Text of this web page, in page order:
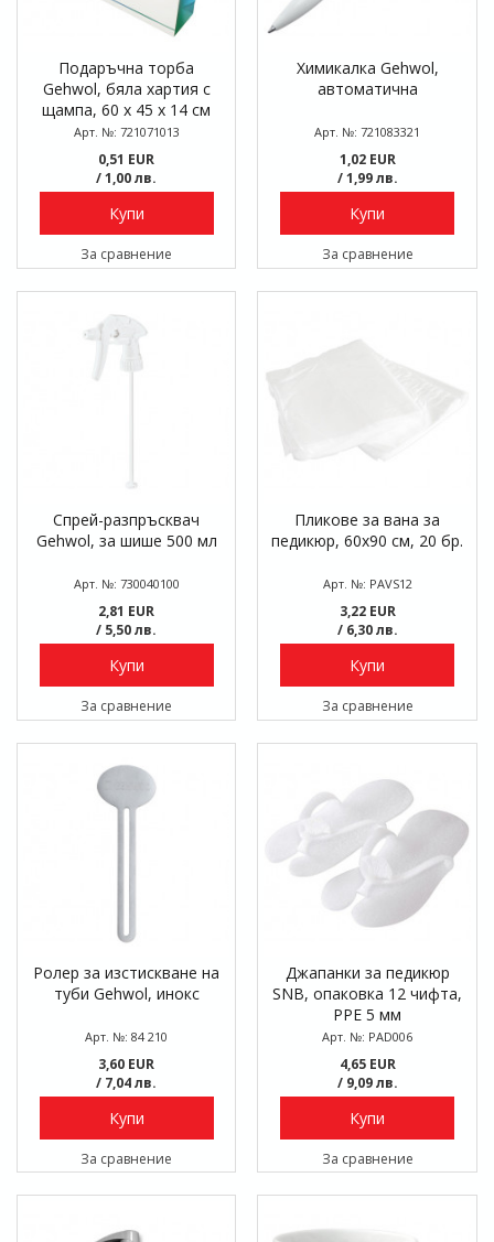
Подаръчна торба
Gehwol, бяла хартия с
щампа, 60 x 45 x 14 см
Арт. №: 721071013
0,51 EUR
/ 1,00 лв.
Купи
За сравнение
Химикалка Gehwol,
автоматична
Арт. №: 721083321
1,02 EUR
/ 1,99 лв.
Купи
За сравнение
Спрей-разпръсквач
Gehwol, за шише 500 мл
Арт. №: 730040100
2,81 EUR
/ 5,50 лв.
Купи
За сравнение
Пликове за вана за
педикюр, 60х90 см, 20 бр.
Арт. №: PAVS12
3,22 EUR
/ 6,30 лв.
Купи
За сравнение
Ролер за изстискване на
туби Gehwol, инокс
Арт. №: 84 210
3,60 EUR
/ 7,04 лв.
Купи
За сравнение
Джапанки за педикюр
SNB, опаковка 12 чифта,
PPE 5 мм
Арт. №: PAD006
4,65 EUR
/ 9,09 лв.
Купи
За сравнение